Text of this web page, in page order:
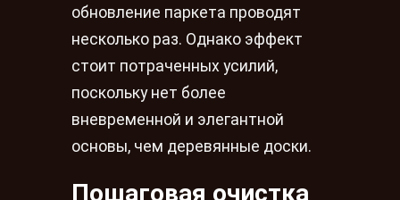
обновление паркета проводят
несколько раз. Однако эффект
стоит потраченных усилий,
поскольку нет более
вневременной и элегантной
основы, чем деревянные доски.
Пошаговая очистка